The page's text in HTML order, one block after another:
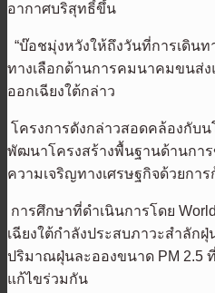
อากาศบริสุทธิ์ขึ้น
“บ๊อชมุ่งหวังให้ถึงวันที่การเดินท
ทางเลือกด้านการคมนาคมขนส่ง
ออกเฉียงใต้กล่าว
โครงการดังกล่าวสอดคล้องกับน
พัฒนาโครงสร้างพื้นฐานด้านการ
ความเจริญทางเศรษฐกิจด้วยก
การศึกษาที่ดำเนินการโดย
เฉียงใต้กำลังประสบภาวะสำลัก
ปริมาณฝุ่นละอองขนาด PM 2.5
แก้ไขร่วมกัน